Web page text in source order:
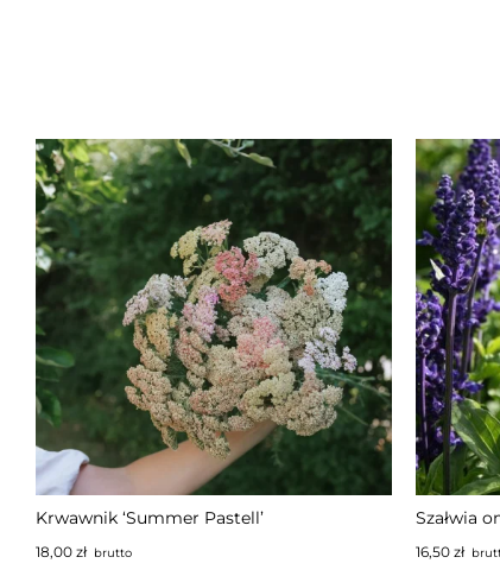
Krwawnik ‘Summer Pastell’
18,00 złbrutto
Szałwia
16,50 zł